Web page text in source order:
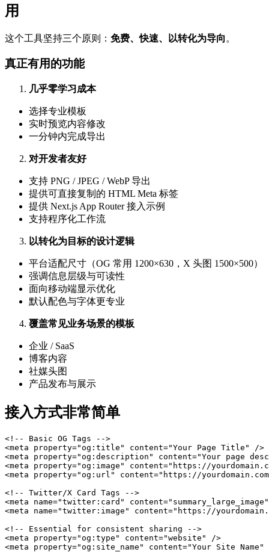
用
这个工具坚持三个原则： 免费、快速、以转化为导向 。
真正有用的功能
几乎零学习成本
选择专业模板
实时预览内容修改
一分钟内完成导出
对开发者友好
支持 PNG / JPEG / WebP 导出
提供可直接复制的 HTML Meta 标签
提供 Next.js App Router 接入示例
支持程序化工作流
以转化为目标的设计逻辑
平台适配尺寸（OG 常用 1200×630，X 头图 1500×500）
强调信息层级与可读性
面向移动端显示优化
默认配色与字体更专业
覆盖常见业务场景的模板
企业 / SaaS
博客内容
社媒头图
产品发布与展示
接入方式非常简单
<!-- Basic OG Tags -->
<meta property="og:title" content="Your Page Title" />
<meta property="og:description" content="Your page
<meta property="og:image" content="https://
<meta property="og:url" content="https://
<!-- Twitter/X Card Tags -->
<meta name="twitter:card"
<meta name="twitter:image" content="https://
<!-- Essential for consistent sharing -->
<meta property="og:type" content="website" />